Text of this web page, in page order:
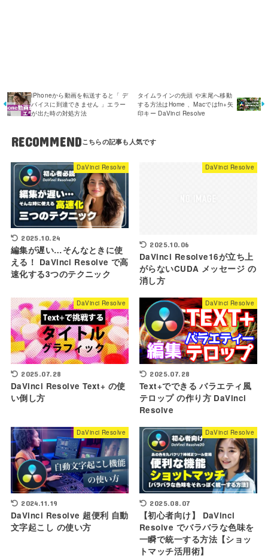
iPhoneから動画を転送すると「 デ
バイスに到達できません 」エラー
が出た時の対処方法
タイムラインの先頭 や末尾へ移動
する方法はHome 、Macではfn+矢
印キー DaVinci Resolve
RECOMMEND
DaVinci Resolve
2025.10.24
編集が遅い…そんなときに使
える！ DaVinci Resolve で高
速化する3つのテクニック
DaVinci Resolve
2025.10.06
DaVinci Resolve16が立ち上
がらないCUDA メッセージ の
消し方
DaVinci Resolve
2025.07.28
DaVinci Resolve Text+ の使
い倒し方
DaVinci Resolve
2025.07.28
Text+でできる バラエティ風
テロップ の作り方 DaVinci
Resolve
DaVinci Resolve
2024.11.19
DaVinci Resolve 超便利 自動
文字起こし の使い方
DaVinci Resolve
2025.08.07
【初心者向け】 DaVinci
Resolve でバラバラな色味を
一瞬で統一する方法【ショッ
トマッチ活用術】